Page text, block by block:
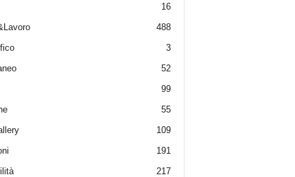
16
488
3
52
99
55
109
191
217